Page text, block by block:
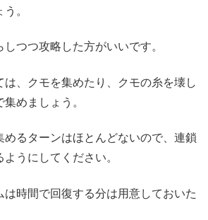
。
つつ攻略した方がいいです。
は、クモを集めたり、クモの糸を壊し
めましょう。
めるターンはほとんどないので、連鎖
うにしてください。
は時間で回復する分は用意しておいた